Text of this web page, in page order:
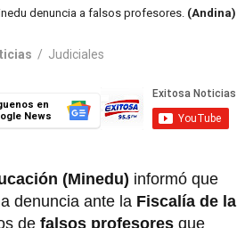
denuncia a falsos profesores. (Andina)
/ Judiciales
en
News
(Minedu) informó que
denuncia ante la Fiscalía de la
de falsos profesores que